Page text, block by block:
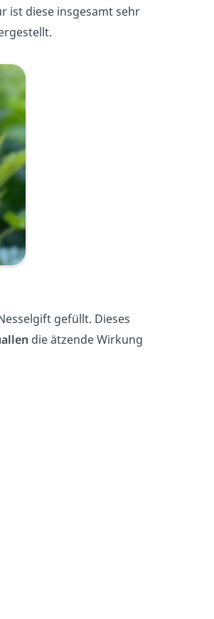
ist diese insgesamt sehr
gefüllt. Dieses
die ätzende Wirkung